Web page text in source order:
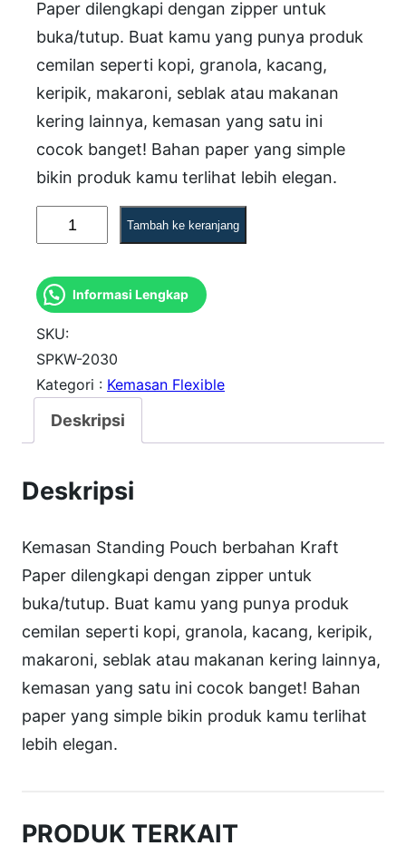
Paper dilengkapi dengan zipper untuk
buka/tutup. Buat kamu yang punya produk
cemilan seperti kopi, granola, kacang,
keripik, makaroni, seblak atau makanan
kering lainnya, kemasan yang satu ini
cocok banget! Bahan paper yang simple
bikin produk kamu terlihat lebih elegan.
u
a
n
t
i
t
t
P
o
u
c
h
S
P
K
Z
Tambah ke keranjang
Informasi Lengkap
SKU:
SPKW-2030
Kategori : Kemasan Flexible
Deskripsi
Deskripsi
Kemasan Standing Pouch berbahan Kraft
Paper dilengkapi dengan zipper untuk
buka/tutup. Buat kamu yang punya produk
cemilan seperti kopi, granola, kacang, keripik,
makaroni, seblak atau makanan kering lainnya,
kemasan yang satu ini cocok banget! Bahan
paper yang simple bikin produk kamu terlihat
lebih elegan.
PRODUK TERKAIT